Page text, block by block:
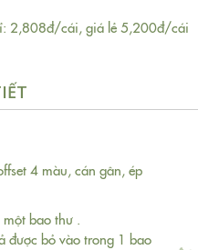
2,808đ/cái, giá lẻ 5,200đ/cái
4 màu, cán gân, ép
bao thư .
được bỏ vào trong 1 bao